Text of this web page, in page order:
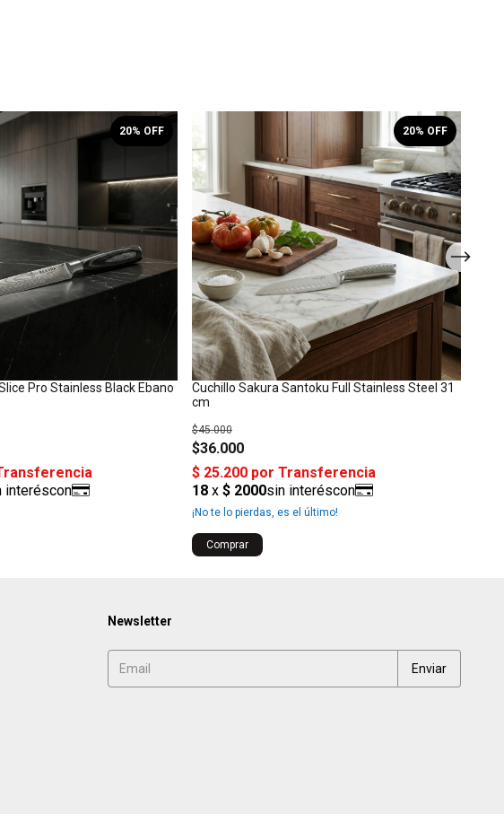
Pro Stainless Black Ebano
20% OFF
Cuchillo Sakura Santoku Full Stainless Steel 31
cm
$36.000
$45.000
20% OFF
¡No te lo pierdas, es el último!
Newsletter